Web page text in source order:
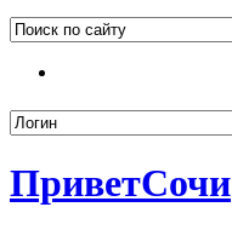
ПриветСочи